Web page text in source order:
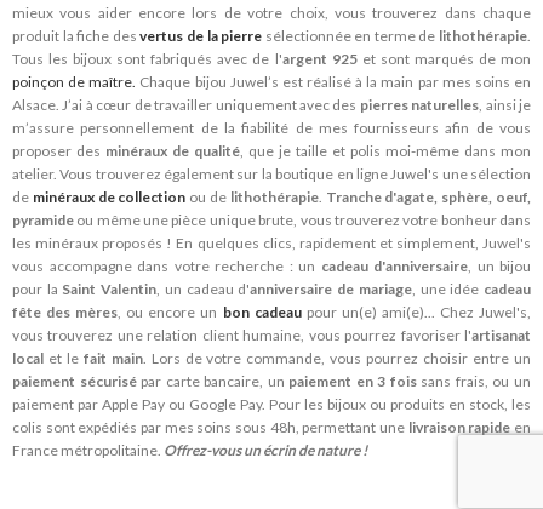
mieux vous aider encore lors de votre choix, vous trouverez dans chaque
produit la fiche desvertus de la pierre sélectionnée en terme de lithothérapie
Tous les bijoux sont fabriqués avec de l'argent 925et sont marqués de mon
poinçon de maître. Chaque bijou Juwel’s est réalisé à la main par mes soins en
Alsace. J’ai à cœur de travailler uniquement avec des pierres naturelles , ainsi je
m’assure personnellement de la fiabilité de mes fournisseurs afin de vous
proposer des minéraux de qualité , que je taille et polis moi-même dans mon
atelier. Vous trouverez également sur la boutique en ligne Juwel's une sélection
de minéraux de collection ou de lithothérapie. Tranche d'agate, sphère, oeuf,
pyramide ou même une pièce unique brute, vous trouverez votre bonheur dans
les minéraux proposés ! En quelques clics, rapidement et simplement, Juwel's
vous accompagne dans votre recherche : un cadeau d'anniversaire , un bijou
pour la Saint Valentin , un cadeau d'anniversaire de mariage, une idée cadeau
fête des mères , ou encore un bon cadeaupour un(e) ami(e)... Chez Juwel's,
vous trouverez une relation client humaine, vous pourrez favoriser l'artisanat
local et le fait main. Lors de votre commande, vous pourrez choisir entre un
paiement sécurisépar carte bancaire, un paiement en 3 foissans frais, ou un
paiement par Apple Pay ou Google Pay. Pour les bijoux ou produits en stock, les
colis sont expédiés par mes soins sous 48h, permettant une livraison rapide en
France métropolitaine. Offrez-vous un écrin de nature !